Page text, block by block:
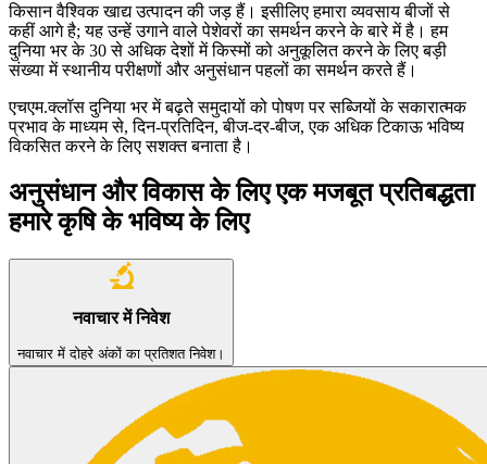
किसान वैश्विक खाद्य उत्पादन की जड़ हैं। इसीलिए हमारा व्यवसाय बीजों से
कहीं आगे है; यह उन्हें उगाने वाले पेशेवरों का समर्थन करने के बारे में है। हम
दुनिया भर के 30 से अधिक देशों में किस्मों को अनुकूलित करने के लिए बड़ी
संख्या में स्थानीय परीक्षणों और अनुसंधान पहलों का समर्थन करते हैं।
एचएम.क्लॉस दुनिया भर में बढ़ते समुदायों को पोषण पर सब्जियों के सकारात्मक
प्रभाव के माध्यम से, दिन-प्रतिदिन, बीज-दर-बीज, एक अधिक टिकाऊ भविष्य
विकसित करने के लिए सशक्त बनाता है।
अनुसंधान और विकास के लिए एक मजबूत प्रतिबद्धता
हमारे कृषि के भविष्य के लिए
नवाचार में निवेश
नवाचार में दोहरे अंकों का प्रतिशत निवेश।